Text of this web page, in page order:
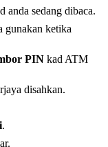
anda sedang dibaca.
gunakan ketika
PIN kad ATM
disahkan.
.